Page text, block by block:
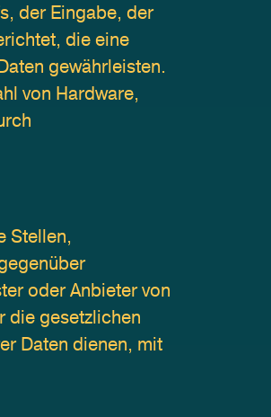
der Eingabe, der
die eine
gewährleisten.
von Hardware,
Stellen,
oder Anbieter von
die gesetzlichen
Daten dienen, mit